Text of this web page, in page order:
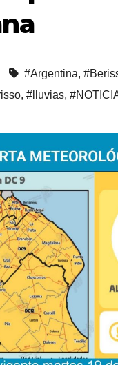
#Argentina,
, #lluvias,